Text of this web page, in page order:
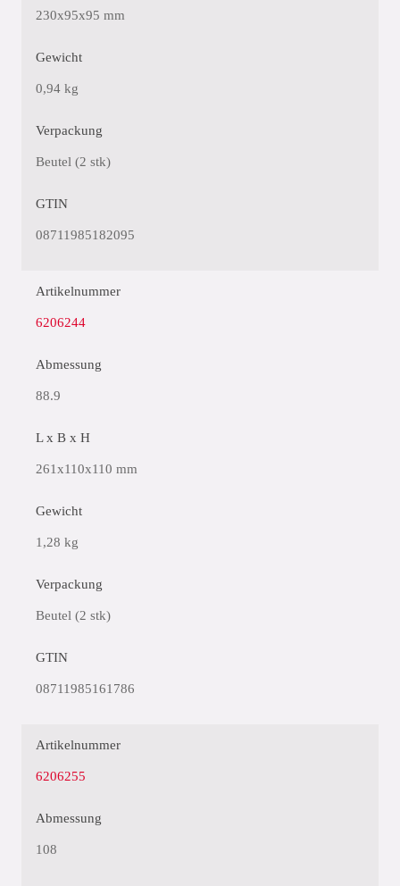
230x95x95 mm
Gewicht
0,94 kg
Verpackung
Beutel (2 stk)
GTIN
08711985182095
Artikelnummer
6206244
Abmessung
88.9
L x B x H
261x110x110 mm
Gewicht
1,28 kg
Verpackung
Beutel (2 stk)
GTIN
08711985161786
Artikelnummer
6206255
Abmessung
108